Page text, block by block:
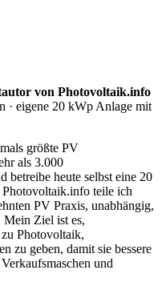
von Photovoltaik.info
· eigene 20 kWp Anlage mit
größte PV
als 3.000
betreibe heute selbst eine 20
teile ich
PV Praxis, unabhängig,
Mein Ziel ist es,
Photovoltaik,
zu geben, damit sie bessere
und